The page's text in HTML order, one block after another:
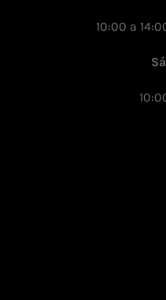
10:00 a